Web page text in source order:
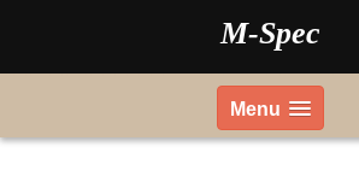
M-Spec
Menu